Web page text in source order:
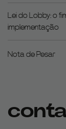
Lei do Lobby: o
implementação
Nota de Pesar